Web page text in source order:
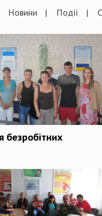
Новини Події
безробітних